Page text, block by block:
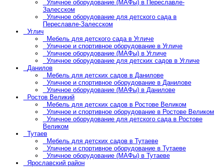
Уличное оборудование (МАФы) в Переславле-
Залесском
Уличное оборудование для детского сада в
Переславле-Залесском
Углич
Мебель для детского сада в Угличе
Уличное и спортивное оборудование в Угличе
Уличное оборудование (МАФы) в Угличе
Уличное оборудование для детских садов в Угличе
Данилов
Мебель для детских садов в Данилове
Уличное и спортивное оборудование в Данилове
Уличное оборудование (МАФы) в Данилове
Ростов Великий
Мебель для детских садов в Ростове Великом
Уличное и спортивное оборудование в Ростове Великом
Уличное оборудование для детского сада в Ростове
Великом
Тутаев
Мебель для детских садов в Тутаеве
Уличное и спортивное оборудование в Тутаеве
Уличное оборудование (МАФы) в Тутаеве
Ярославский район